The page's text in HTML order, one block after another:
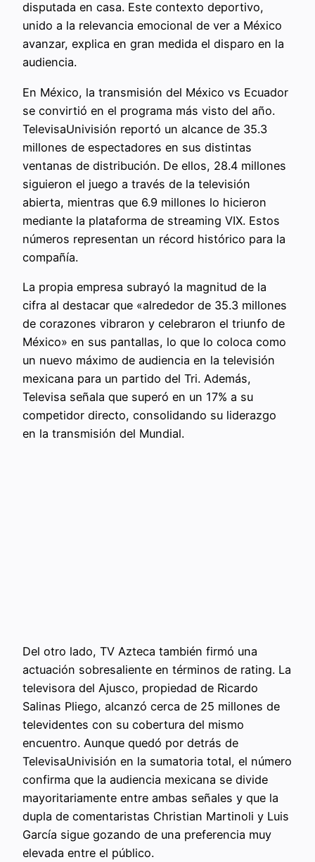
disputada en casa. Este contexto deportivo,
unido a la relevancia emocional de ver a México
avanzar, explica en gran medida el disparo en la
audiencia.
En México, la transmisión del México vs Ecuador
se convirtió en el programa más visto del año.
TelevisaUnivisión reportó un alcance de 35.3
millones de espectadores en sus distintas
ventanas de distribución. De ellos, 28.4 millones
siguieron el juego a través de la televisión
abierta, mientras que 6.9 millones lo hicieron
mediante la plataforma de streaming VIX. Estos
números representan un récord histórico para la
compañía.
La propia empresa subrayó la magnitud de la
cifra al destacar que «alrededor de 35.3 millones
de corazones vibraron y celebraron el triunfo de
México» en sus pantallas, lo que lo coloca como
un nuevo máximo de audiencia en la televisión
mexicana para un partido del Tri. Además,
Televisa señala que superó en un 17% a su
competidor directo, consolidando su liderazgo
en la transmisión del Mundial.
Del otro lado, TV Azteca también firmó una
actuación sobresaliente en términos de rating. La
televisora del Ajusco, propiedad de Ricardo
Salinas Pliego, alcanzó cerca de 25 millones de
televidentes con su cobertura del mismo
encuentro. Aunque quedó por detrás de
TelevisaUnivisión en la sumatoria total, el número
confirma que la audiencia mexicana se divide
mayoritariamente entre ambas señales y que la
dupla de comentaristas Christian Martinoli y Luis
García sigue gozando de una preferencia muy
elevada entre el público.